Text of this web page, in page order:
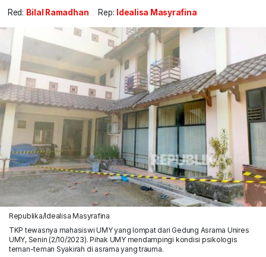
Red: Bilal Ramadhan Rep: Idealisa Masyrafina
Republika/Idealisa Masyrafina
TKP tewasnya mahasiswi UMY yang lompat dari Gedung Asrama Unires
UMY, Senin (2/10/2023). Pihak UMY mendampingi kondisi psikologis
teman-teman Syakirah di asrama yang trauma.